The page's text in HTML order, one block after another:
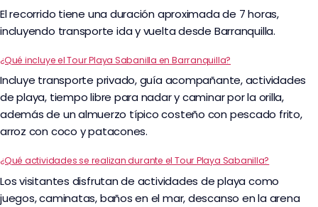
El recorrido tiene una duración aproximada de 7 horas,
incluyendo transporte ida y vuelta desde Barranquilla.
¿Qué incluye el Tour Playa Sabanilla en Barranquilla?
Incluye transporte privado, guía acompañante, actividades
de playa, tiempo libre para nadar y caminar por la orilla,
además de un almuerzo típico costeño con pescado frito,
arroz con coco y patacones.
¿Qué actividades se realizan durante el Tour Playa Sabanilla?
Los visitantes disfrutan de actividades de playa como
juegos, caminatas, baños en el mar, descanso en la arena